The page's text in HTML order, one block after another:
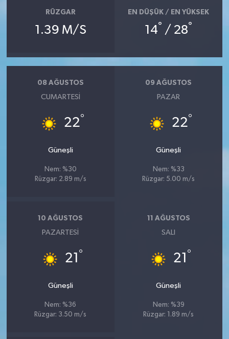
RÜZGAR
1.39 M/S
EN DÜŞÜK / EN YÜKSEK
14° / 28°
08 AĞUSTOS
CUMARTESI
22°
Güneşli
Nem: %30
Rüzgar: 2.89 m/s
09 AĞUSTOS
PAZAR
22°
Güneşli
Nem: %33
Rüzgar: 5.00 m/s
10 AĞUSTOS
PAZARTESI
21 °
Güneşli
Nem: %36
Rüzgar: 3.50 m/s
11 AĞUSTOS
SALI
21 °
Güneşli
Nem: %39
Rüzgar: 1.89 m/s